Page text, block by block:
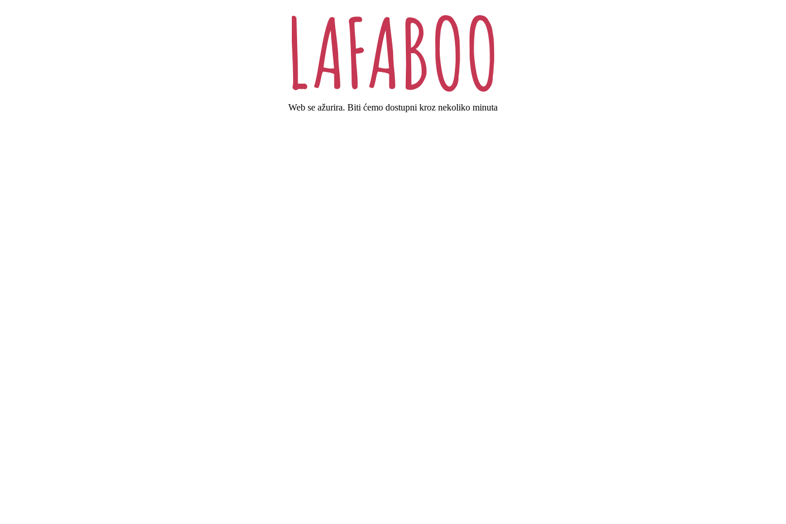
Web se ažurira. Biti ćemo dostupni kroz nekoliko minuta